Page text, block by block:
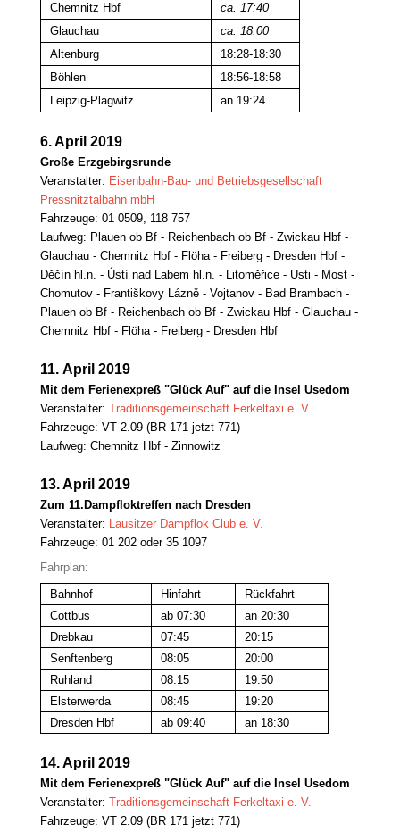
Chemnitz Hbf
ca. 17:40
Glauchau
ca. 18:00
Altenburg
18:28-18:30
Böhlen
18:56-18:58
Leipzig-Plagwitz
an 19:24
6. April 2019
Große Erzgebirgsrunde
Veranstalter: Eisenbahn-Bau- und Betriebsgesellschaft
Pressnitztalbahn mbH
Fahrzeuge: 01 0509, 118 757
Laufweg: Plauen ob Bf - Reichenbach ob Bf - Zwickau Hbf -
Glauchau - Chemnitz Hbf - Flöha - Freiberg - Dresden Hbf -
Děčín hl.n. - Ústí nad Labem hl.n. - Litoměřice - Usti - Most -
Chomutov - Františkovy Lázně - Vojtanov - Bad Brambach -
Plauen ob Bf - Reichenbach ob Bf - Zwickau Hbf - Glauchau -
Chemnitz Hbf - Flöha - Freiberg - Dresden Hbf
11. April 2019
Mit dem Ferienexpreß "Glück Auf" auf die Insel Usedom
Veranstalter: Traditionsgemeinschaft Ferkeltaxi e. V.
Fahrzeuge: VT 2.09 (BR 171 jetzt 771)
Laufweg: Chemnitz Hbf - Zinnowitz
13. April 2019
Zum 11.Dampfloktreffen nach Dresden
Veranstalter: Lausitzer Dampflok Club e. V.
Fahrzeuge: 01 202 oder 35 1097
Fahrplan:
Bahnhof
Hinfahrt
Rückfahrt
Cottbus
ab 07:30
an 20:30
Drebkau
07:45
20:15
Senftenberg
08:05
20:00
Ruhland
08:15
19:50
Elsterwerda
08:45
19:20
Dresden Hbf
ab 09:40 an 18:30
14. April 2019
Mit dem Ferienexpreß "Glück Auf" auf die Insel Usedom
Veranstalter: Traditionsgemeinschaft Ferkeltaxi e. V.
Fahrzeuge: VT 2.09 (BR 171 jetzt 771)